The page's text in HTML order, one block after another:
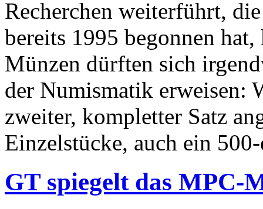
Recherchen weiterführt,
bereits 1995 begonnen
Münzen dürften sich
der Numismatik erweisen:
zweiter, kompletter Satz
Einzelstücke, auch ein
GT spiegelt das MPC-